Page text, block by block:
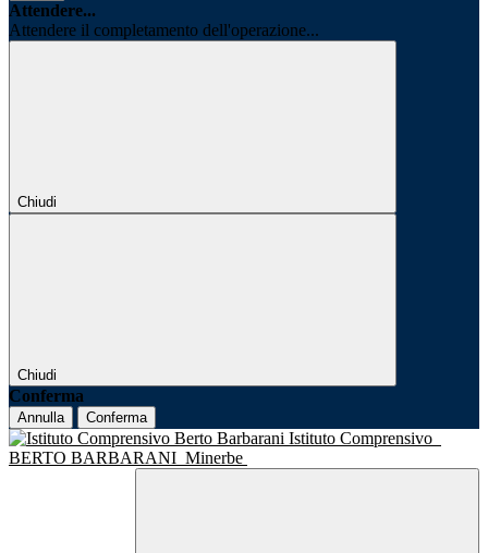
Attendere...
Attendere il completamento dell'operazione...
Chiudi
Chiudi
Conferma
Annulla Conferma
Istituto Comprensivo
BERTO BARBARANI Minerbe